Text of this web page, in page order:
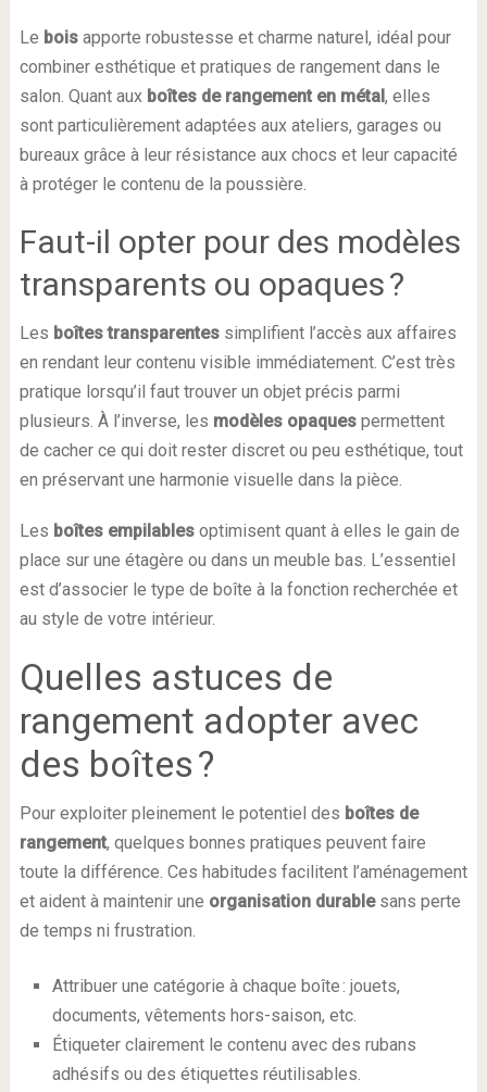
Le boisapporte robustesse et charme naturel, idéal pour
combiner esthétique et pratiques de rangement dans le
salon. Quant aux boîtes de rangement en métal, elles
sont particulièrement adaptées aux ateliers, garages ou
bureaux grâce à leur résistance aux chocs et leur capacité
à protéger le contenu de la poussière.
Faut-il opter pour des modèles
transparents ou opaques ?
Les boîtes transparentessimplifient l’accès aux affaires
en rendant leur contenu visible immédiatement. C’est très
pratique lorsqu’il faut trouver un objet précis parmi
plusieurs. À l’inverse, les modèles opaquespermettent
de cacher ce qui doit rester discret ou peu esthétique, tout
en préservant une harmonie visuelle dans la pièce.
Les boîtes empilablesoptimisent quant à elles le gain de
place sur une étagère ou dans un meuble bas. L’essentiel
est d’associer le type de boîte à la fonction recherchée et
au style de votre intérieur.
Quelles astuces de
rangement adopter avec
des boîtes ?
Pour exploiter pleinement le potentiel des boîtes de
rangement, quelques bonnes pratiques peuvent faire
toute la différence. Ces habitudes facilitent l’aménagement
et aident à maintenir une organisation durablesans perte
de temps ni frustration.
Attribuer une catégorie à chaque boîte : jouets,
documents, vêtements hors-saison, etc.
Étiqueter clairement le contenu avec des rubans
adhésifs ou des étiquettes réutilisables.